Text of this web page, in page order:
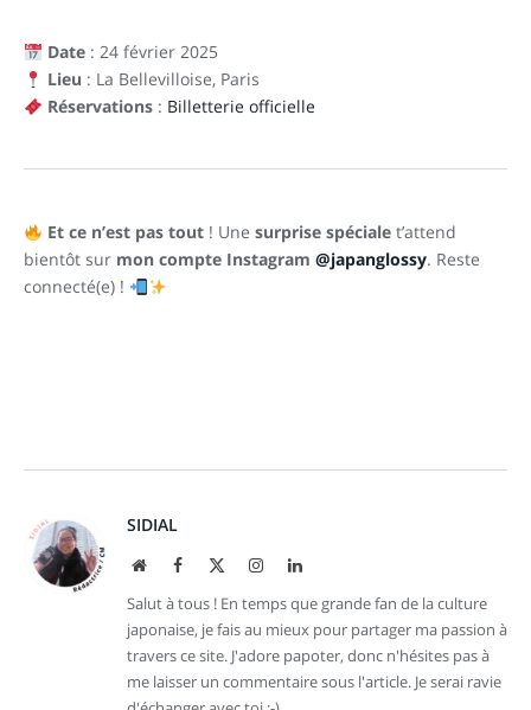
Date: 24 février 2025
Lieu : La Bellevilloise, Paris
Réservations: Billetterie officielle
Et ce n’est pas tout! Une surprise spécialet’attend
bientôt sur mon compte Instagram @japanglossy. Reste
connecté(e) !
SIDIAL
Site
Facebook InstagramLinkedIn
Salut à tous ! En temps que grande fan de la culture
japonaise, je fais au mieux pour partager ma passion à
travers ce site. J'adore papoter, donc n'hésites pas à
me laisser un commentaire sous l'article. Je serai ravie